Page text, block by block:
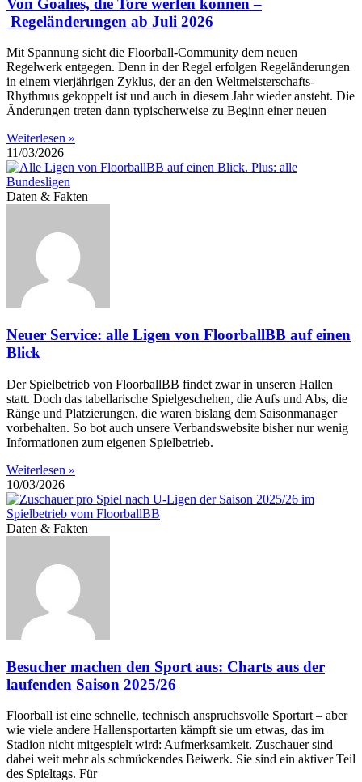
Regeländerungen ab Juli 2026
Mit Spannung sieht die Floorball-Community dem neuen
Regelwerk entgegen. Denn in der Regel erfolgen Regeländerungen
in einem vierjährigen Zyklus, der an den Weltmeisterschafts-
Rhythmus gekoppelt ist und auch in diesem Jahr wieder ansteht. Die
Änderungen treten dann typischerweise zu Beginn einer neuen
Weiterlesen »
11/03/2026
Daten & Fakten
Neuer Service: alle Ligen von FloorballBB auf einen
Blick
Der Spielbetrieb von FloorballBB findet zwar in unseren Hallen
statt. Doch das tabellarische Spielgeschehen, die Aufs und Abs, die
Ränge und Platzierungen, die waren bislang dem Saisonmanager
vorbehalten. So bot auch unsere Verbandswebsite bisher nur wenig
Informationen zum eigenen Spielbetrieb.
Weiterlesen »
10/03/2026
Daten & Fakten
Besucher machen den Sport aus: Charts aus der
laufenden Saison 2025/26
Floorball ist eine schnelle, technisch anspruchsvolle Sportart – aber
wie viele andere Hallensportarten kämpft sie um etwas, das im
Stadion nicht mitgespielt wird: Aufmerksamkeit. Zuschauer sind
dabei weit mehr als schmückendes Beiwerk. Sie sind ein aktiver Teil
des Spieltags. Für